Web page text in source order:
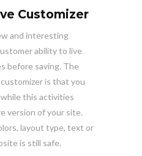
Customizer
and interesting
ability to live
before saving. The
is that you
this activities
version of your site.
layout type, text or
is still safe.